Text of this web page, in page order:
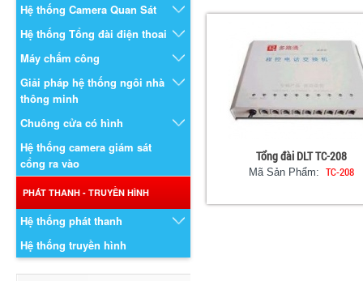
Hệ thống Camera Quan Sát
Hệ thống Tổng đài điện thoai
Máy chấm công
Giải pháp hệ thống ngôi nhà
thông minh
Chuông cửa có hình
Hệ thống camera giám sát
cổng ra vào
PHÁT THANH - TRUYỀN HÌNH
Hệ thống phát thanh
Hệ thống truyền hình
Tổng đài DLT TC-208
Mã Sản Phẩm: TC-208